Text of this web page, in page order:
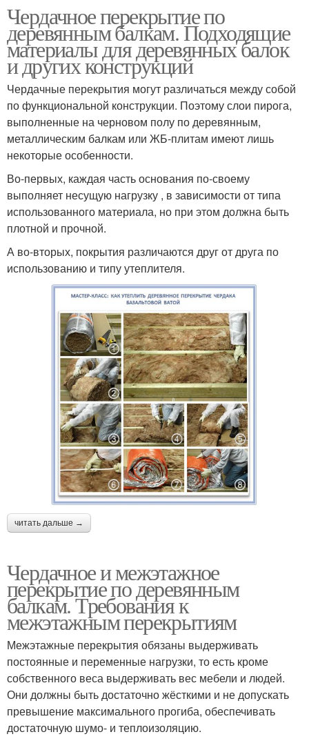
Чердачное перекрытие по
деревянным балкам. Подходящие
материалы для деревянных балок
и других конструкций
Чердачные перекрытия могут различаться между собой
по функциональной конструкции. Поэтому слои пирога,
выполненные на черновом полу по деревянным,
металлическим балкам или ЖБ-плитам имеют лишь
некоторые особенности.
Во-первых, каждая часть основания по-своему
выполняет несущую нагрузку , в зависимости от типа
использованного материала, но при этом должна быть
плотной и прочной.
А во-вторых, покрытия различаются друг от друга по
использованию и типу утеплителя.
читать дальше →
Чердачное и межэтажное
перекрытие по деревянным
балкам. Требования к
межэтажным перекрытиям
Межэтажные перекрытия обязаны выдерживать
постоянные и переменные нагрузки, то есть кроме
собственного веса выдерживать вес мебели и людей.
Они должны быть достаточно жёсткими и не допускать
превышение максимального прогиба, обеспечивать
достаточную шумо- и теплоизоляцию.